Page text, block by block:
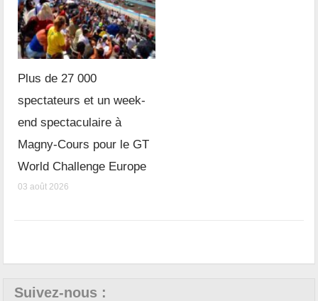
Plus de 27 000
spectateurs et un week-
end spectaculaire à
Magny-Cours pour le GT
World Challenge Europe
03 août 2026
Suivez-nous :